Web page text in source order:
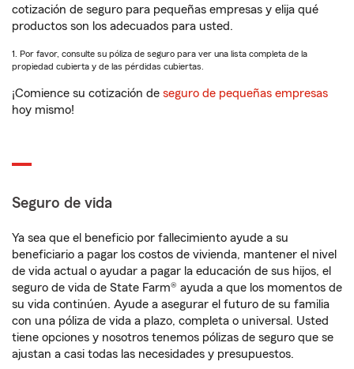
cotización de seguro para pequeñas empresas y elija qué
productos son los adecuados para usted.
1. Por favor, consulte su póliza de seguro para ver una lista completa de la
propiedad cubierta y de las pérdidas cubiertas.
¡Comience su cotización de seguro de pequeñas empresas
hoy mismo!
Seguro de vida
Ya sea que el beneficio por fallecimiento ayude a su
beneficiario a pagar los costos de vivienda, mantener el nivel
de vida actual o ayudar a pagar la educación de sus hijos, el
seguro de vida de State Farm® ayuda a que los momentos de
su vida continúen. Ayude a asegurar el futuro de su familia
con una póliza de vida a plazo, completa o universal. Usted
tiene opciones y nosotros tenemos pólizas de seguro que se
ajustan a casi todas las necesidades y presupuestos.